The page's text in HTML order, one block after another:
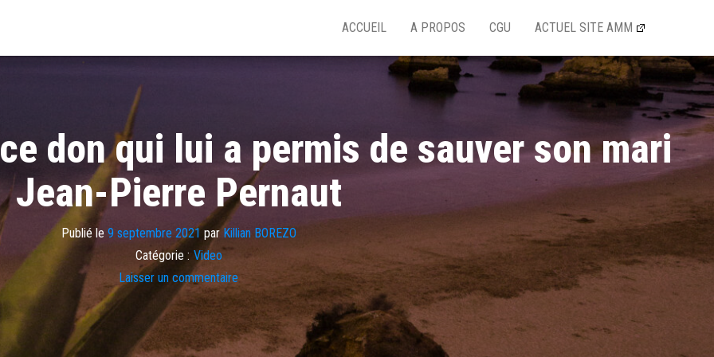
ACCUEIL A PROPOS CGU ACTUEL SITE AMM
don qui lui a permis de sauver son mari
Jean-Pierre Pernaut
Publié le 9 septembre 2021par Killian BOREZO
Catégorie : Video
Laisser un commentaire